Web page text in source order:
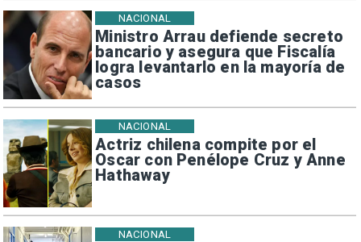
Ministro Arrau defiende secreto
bancario y asegura que Fiscalía
logra levantarlo en la mayoría de
casos
NACIONAL
Actriz chilena compite por el
Oscar con Penélope Cruz y Anne
Hathaway
NACIONAL
NACIONAL